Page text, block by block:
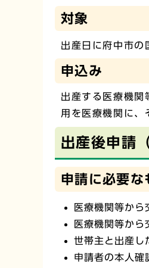
対象
出産日に府中市の
申込み
出産する医療機
用を医療機関に、
出産後申請
申請に必要な
医療機関等から
医療機関等から
世帯主と出産し
申請者の本人確